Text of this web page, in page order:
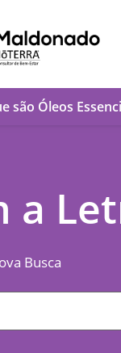
são Óleos
a
Busca